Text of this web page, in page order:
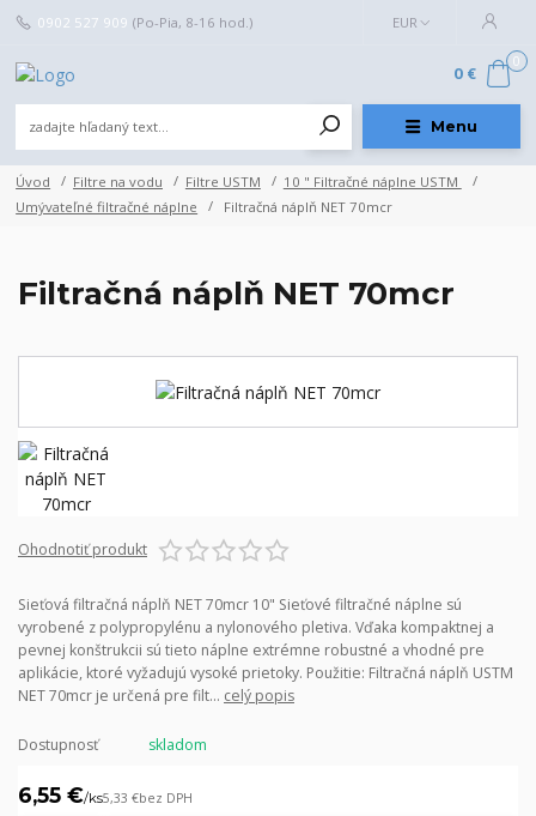
Menu
EUR
0902 527 909 (Po-Pia, 8-16 hod.)
0
0 €
Úvod Filtre na vodu Filtre USTM
10 " Filtračné náplne USTM
Umývateľné filtračné náplne
Filtračná náplň NET 70mcr
Filtračná náplň NET 70mcr
Ohodnotiť produkt
Sieťová filtračná náplň NET 70mcr 10" Sieťové filtračné náplne sú
vyrobené z polypropylénu a nylonového pletiva. Vďaka kompaktnej a
pevnej konštrukcii sú tieto náplne extrémne robustné a vhodné pre
aplikácie, ktoré vyžadujú vysoké prietoky. Použitie: Filtračná náplň USTM
NET 70mcr je určená pre filt... celý popis
Dostupnosť skladom
6,55 €/ks5,33 €bez DPH